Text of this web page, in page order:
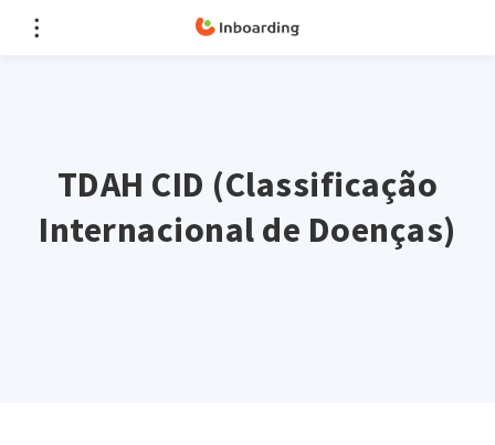
TDAH CID (Classificação
Internacional de Doenças)